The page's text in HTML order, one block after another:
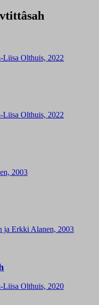
Liisa Olthuis, 2022
Liisa Olthuis, 2022
2003
ja Erkki Alanen, 2003
Liisa Olthuis, 2020